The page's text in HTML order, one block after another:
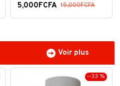
5,000FCFA 15,000FCFA
Voir plus
--33 %